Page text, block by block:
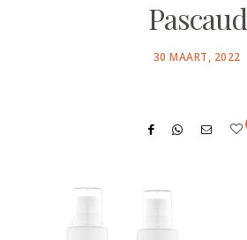
Pascaud
POSTED
30 MAART, 2022